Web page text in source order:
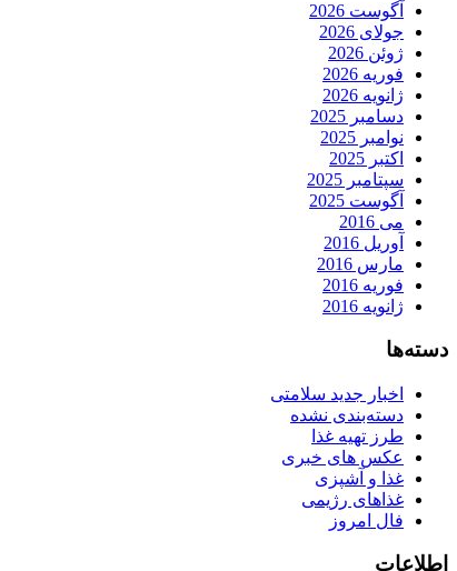
آگوست 2026
جولای 2026
ژوئن 2026
فوریه 2026
ژانویه 2026
دسامبر 2025
نوامبر 2025
اکتبر 2025
سپتامبر 2025
آگوست 2025
می 2016
آوریل 2016
مارس 2016
فوریه 2016
ژانویه 2016
دسته‌ها
اخبار جدید سلامتی
دسته‌بندی نشده
طرز تهیه غذا
عکس های خبری
غذا و آشپزی
غذاهای رژیمی
فال امروز
اطلاعات